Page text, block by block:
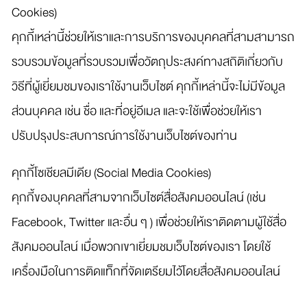
Cookies)
คุกกี้เหล่านี้ช่วยให้เราและการบริการของบุคคลที่สามสามารถ
รวบรวมข้อมูลที่รวบรวมเพื่อวัตถุประสงค์ทางสถิติเกี่ยวกับ
วิธีที่ผู้เยี่ยมชมของเราใช้งานเว็บไซต์ คุกกี้เหล่านี้จะไม่มีข้อมูล
ส่วนบุคคล เช่น ชื่อ และที่อยู่อีเมล และจะใช้เพื่อช่วยให้เรา
ปรับปรุงประสบการณ์การใช้งานเว็บไซต์ของท่าน
คุกกี้โซเชียลมีเดีย (Social Media Cookies)
คุกกี้ของบุคคลที่สามจากเว็บไซต์สื่อสังคมออนไลน์ (เช่น
Facebook, Twitter และอื่น ๆ ) เพื่อช่วยให้เราติดตามผู้ใช้สื่อ
สังคมออนไลน์ เมื่อพวกเขาเยี่ยมชมเว็บไซต์ของเรา โดยใช้
เครื่องมือในการติดแท็กที่จัดเตรียมไว้โดยสื่อสังคมออนไลน์